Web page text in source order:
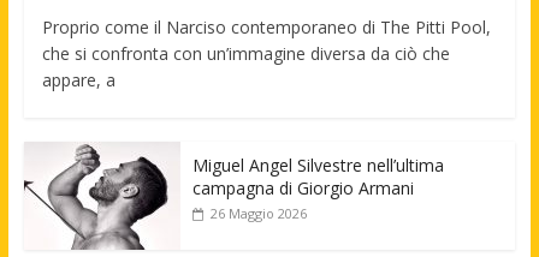
Proprio come il Narciso contemporaneo di The Pitti Pool,
che si confronta con un’immagine diversa da ciò che
appare, a
Miguel Angel Silvestre nell’ultima
campagna di Giorgio Armani
26 Maggio 2026